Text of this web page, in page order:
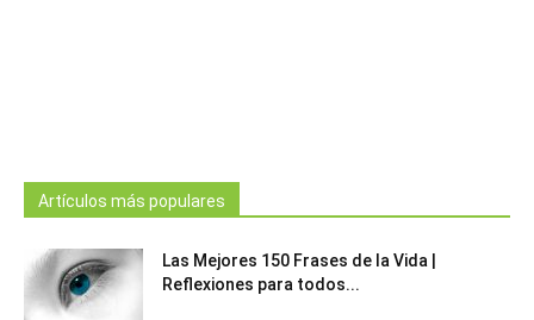
Artículos más populares
Las Mejores 150 Frases de la Vida |
Reflexiones para todos...